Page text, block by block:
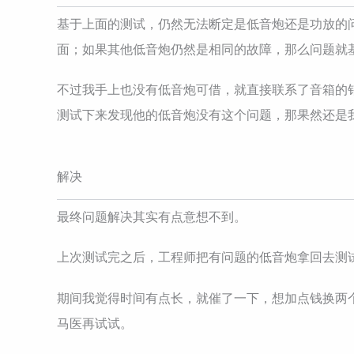
基于上面的测试，仍然无法断定是低音炮还是功放
面；如果其他低音炮仍然是相同的故障，那么问题就
不过我手上也没有低音炮可借，就直接联系了音箱
测试下来发现他的低音炮没有这个问题，那果然还是
解决
最终问题解决其实有点意想不到。
上次测试完之后，工程师把有问题的低音炮拿回去
期间我觉得时间有点长，就催了一下，想加点钱换
马医再试试。